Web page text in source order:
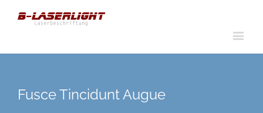
Fusce Tincidunt Augue